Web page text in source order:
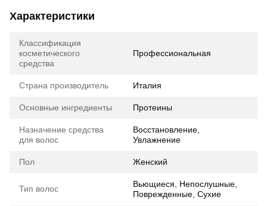
Характеристики
Классификация
косметического
средства
Профессиональная
Страна производитель Италия
Основные ингредиенты Протеины
Назначение средства
для волос
Восстановление,
Увлажнение
Пол Женский
Тип волос
Вьющиеся, Непослушные,
Поврежденные, Сухие